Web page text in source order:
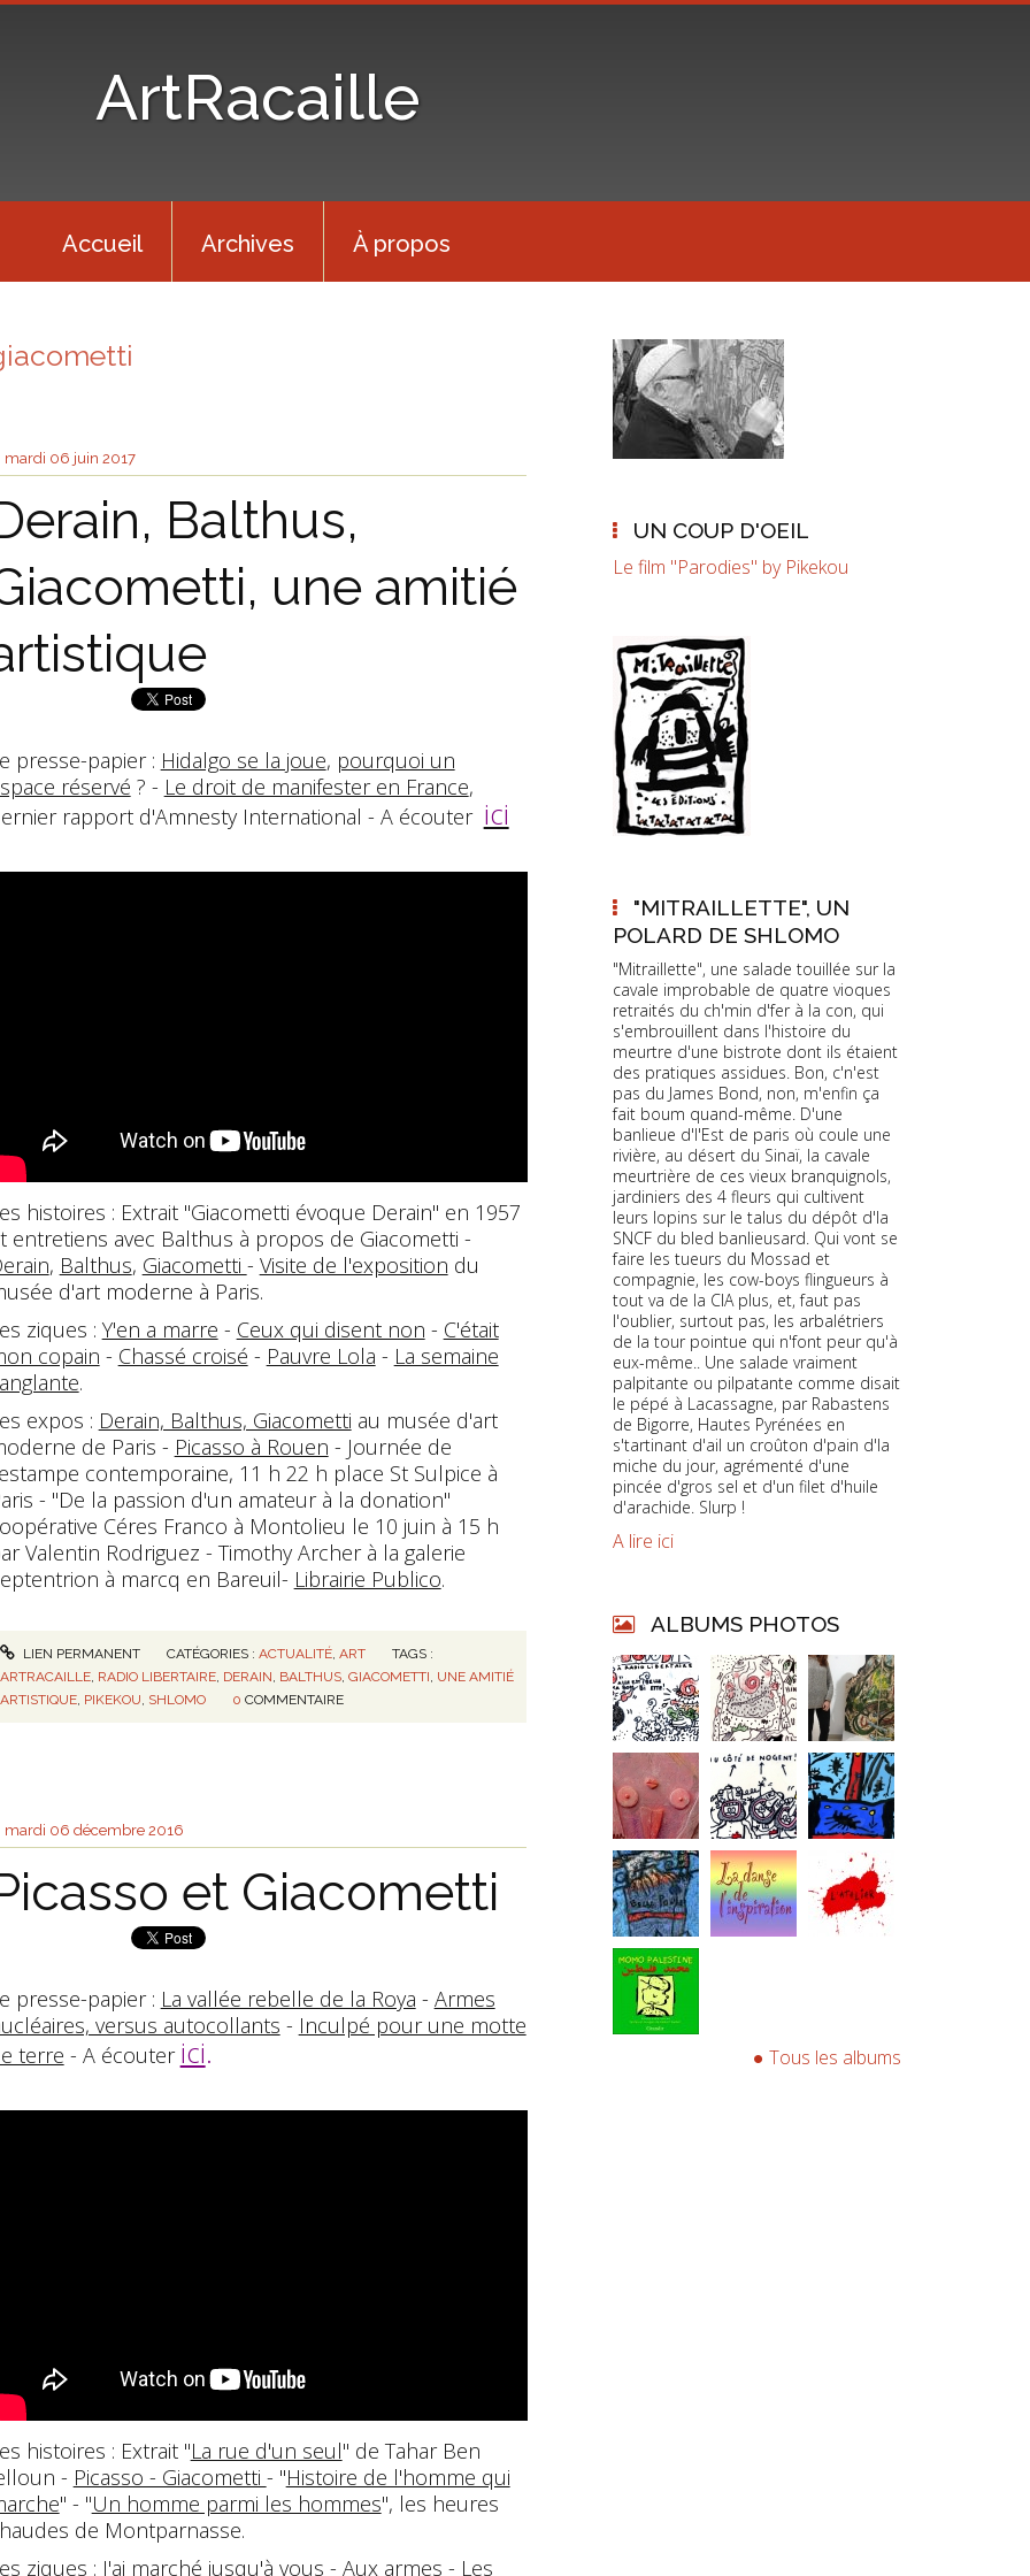
ArtRacaille
Accueil Archives À propos
mardi 06 juin 2017
Balthus,
une amitié
presse-papier : Hidalgo se la joue, pourquoi un
réservé ? - Le droit de manifester en France,
rapport d'Amnesty International - A écouter ici
histoires : Extrait "Giacometti évoque Derain" en 1957
entretiens avec Balthus à propos de Giacometti -
, Balthus, Giacometti - Visite de l'exposition du
d'art moderne à Paris.
ziques : Y'en a marre - Ceux qui disent non - C'était
copain - Chassé croisé - Pauvre Lola - La semaine
.
expos : Derain, Balthus, Giacometti au musée d'art
de Paris - Picasso à Rouen - Journée de
contemporaine, 11 h 22 h place St Sulpice à
- "De la passion d'un amateur à la donation"
Céres Franco à Montolieu le 10 juin à 15 h
Valentin Rodriguez - Timothy Archer à la galerie
à marcq en Bareuil- Librairie Publico.
LIEN PERMANENT CATÉGORIES :ACTUALITÉ ,ART
TAGS :
ARTRACAILLE, RADIO LIBERTAIRE, DERAIN BALTHUS, GIACOMETTI UNE AMITIÉ
ARTISTIQUE, PIKEKOU SHLOMO 0 COMMENTAIRE
mardi 06 décembre 2016
et Giacometti
presse-papier : La vallée rebelle de la Roya - Armes
versus autocollants - Inculpé pour une motte
terre - A écouter ici.
histoires : Extrait "La rue d'un seul" de Tahar Ben
- Picasso - Giacometti - "Histoire de l'homme qui
" - "Un homme parmi les hommes", les heures
de Montparnasse.
ziques : J'ai marché jusqu'à vous - Aux armes - Les
UN COUP D'OEIL
Le film "Parodies" by Pikekou
"MITRAILLETTE", UN
POLARD DE SHLOMO
"Mitraillette", une salade touillée sur la
cavale improbable de quatre vioques
retraités du ch'min d'fer à la con, qui
s'embrouillent dans l'histoire du
meurtre d'une bistrote dont ils étaient
des pratiques assidues. Bon, c'n'est
pas du James Bond, non, m'enfin ça
fait boum quand-même. D'une
banlieue d'l'Est de paris où coule une
rivière, au désert du Sinaï, la cavale
meurtrière de ces vieux branquignols,
jardiniers des 4 fleurs qui cultivent
leurs lopins sur le talus du dépôt d'la
SNCF du bled banlieusard. Qui vont se
faire les tueurs du Mossad et
compagnie, les cow-boys flingueurs à
tout va de la CIA plus, et, faut pas
l'oublier, surtout pas, les arbalétriers
de la tour pointue qui n'font peur qu'à
eux-même.. Une salade vraiment
palpitante ou pilpatante comme disait
le pépé à Lacassagne, par Rabastens
de Bigorre, Hautes Pyrénées en
s'tartinant d'ail un croûton d'pain d'la
miche du jour, agrémenté d'une
pincée d'gros sel et d'un filet d'huile
d'arachide. Slurp !
A lire ici
ALBUMS PHOTOS
Tous les albums